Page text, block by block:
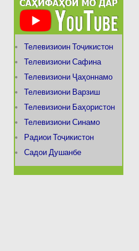
Телевизиоин Тоҷикистон
Телевизиони Сафина
Телевизиони Ҷаҳоннамо
Телевизиони Варзиш
Телевизиони Баҳористон
Телевизиони Синамо
Радиои Тоҷикистон
Садои Душанбе